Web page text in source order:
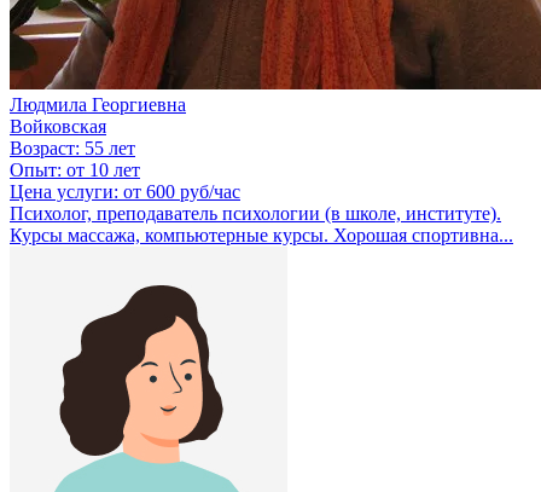
Людмила Георгиевна
Войковская
Возраст: 55 лет
Опыт: от 10 лет
Цена услуги: от 600 руб/час
Психолог, преподаватель психологии (в школе, институте).
Курсы массажа, компьютерные курсы. Хорошая спортивна...